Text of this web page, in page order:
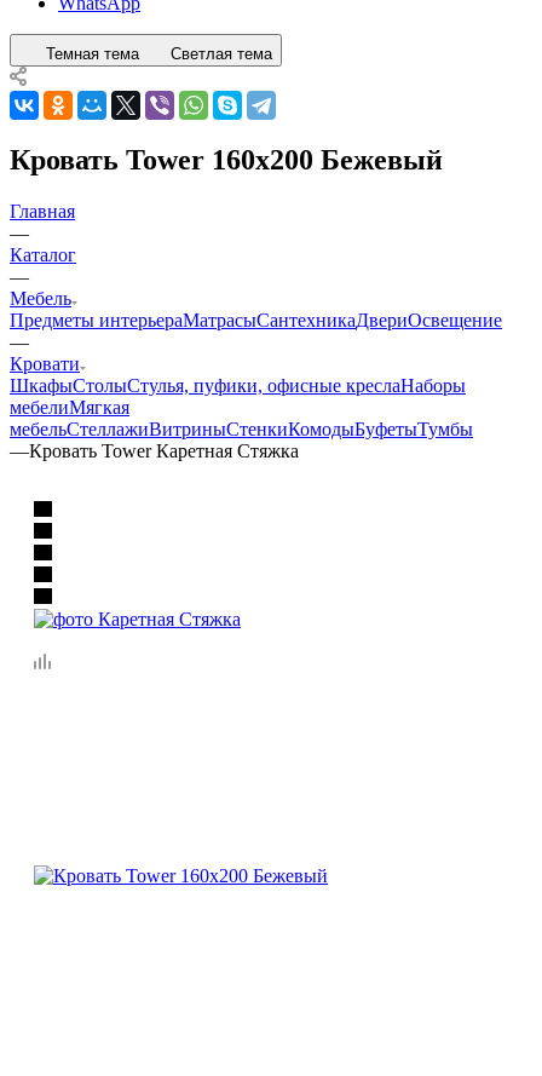
Темная тема Светлая тема
Кровать Tower 160x200 Бежевый
Главная
—
Каталог
—
Мебель
Предметы интерьераМатрасыСантехникаДвериОсвещение
—
Кровати
ШкафыСтолыСтулья, пуфики, офисные креслаНаборы
мебелиМягкая
мебельСтеллажиВитриныСтенкиКомодыБуфетыТумбы
—Кровать Tower Каретная Стяжка